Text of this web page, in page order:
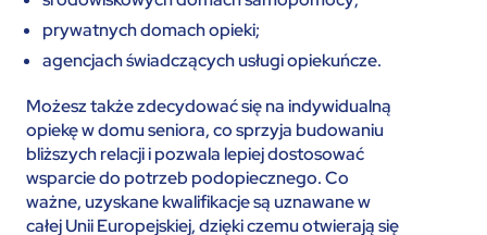
prywatnych domach opieki;
agencjach świadczących usługi opiekuńcze.
Możesz także zdecydować się na indywidualną
opiekę w domu seniora, co sprzyja budowaniu
bliższych relacji i pozwala lepiej dostosować
wsparcie do potrzeb podopiecznego. Co
ważne, uzyskane kwalifikacje są uznawane w
całej Unii Europejskiej, dzięki czemu otwierają się